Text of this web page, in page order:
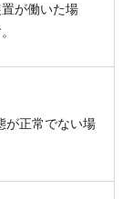
が働いた場
が正常でない場